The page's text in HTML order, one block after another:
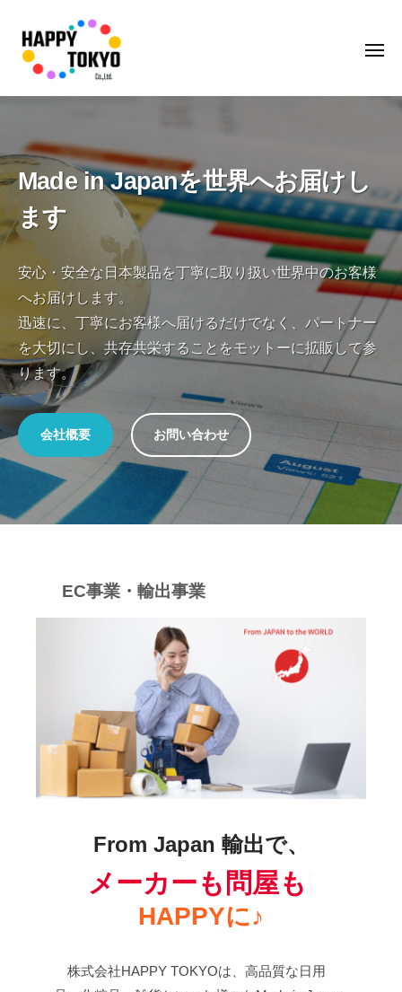
H
P
P
T
K
Y
O
C
o
.
,
L
.
株
会
社
H
A
P
Y
T
O
K
Y
O
Made in Japanを世界へお届けし
ます
安心・安全な日本製品を丁寧に取り扱い世界中のお客様
へお届けします。
迅速に、丁寧にお客様へ届けるだけでなく、パートナー
を大切にし、共存共栄することをモットーに拡販して参
ります。
会社概要 お問い合わせ
EC事業・輸出事業
From Japan 輸出で、
メーカーも問屋も
HAPPYに♪
株式会社HAPPY TOKYOは、高品質な日用
P
P
K
Y
O
C
o
,
L
t
d
.